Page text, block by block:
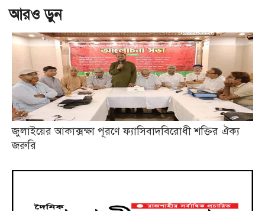
আরও ড়ুন
জুলাইয়ের আকাক্সক্ষা পূরণে ফ্যাসিবাদবিরোধী শক্তির ঐক্য
জরুরি